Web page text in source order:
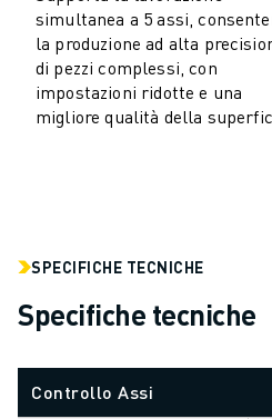
SOLUZIONI DI FABBRICA
REGISTRAZIONE DEI PRODOTTI "
CASI DI SUCCESSO
SOLUZIONI
VEICOLI ELETTRICI
FOOD & BEVERAGE
PLASTICA
MAGAZZINAGGIO, LOGISTICA,
simultanea a 5 assi,
la produzione ad alta
di pezzi complessi, con
impostazioni ridotte e una
migliore qualità della
SPECIFICHE TECNICHE
Specifiche tecniche
Controllo Assi